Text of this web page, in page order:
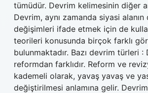
tümüdür. Devrim kelimesinin diğer
Devrim, aynı zamanda siyasi alanın
değişimleri ifade etmek için de
teorileri konusunda birçok farklı
bulunmaktadır. Bazı devrim türleri :
reformdan farklıdır. Reform ve
kademeli olarak, yavaş yavaş ve
değiştirilmesi anlamına gelir.